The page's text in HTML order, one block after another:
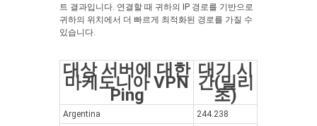
트 결과입니다. 연결할 때 귀하의 IP 경로를 기반으로
귀하의 위치에서 더 빠르게 최적화된 경로를 가질 수
있습니다.
대상 서버에 대한
마케도니아 VPN
Ping
대기 시
간(밀리
초)
Argentina
244.238